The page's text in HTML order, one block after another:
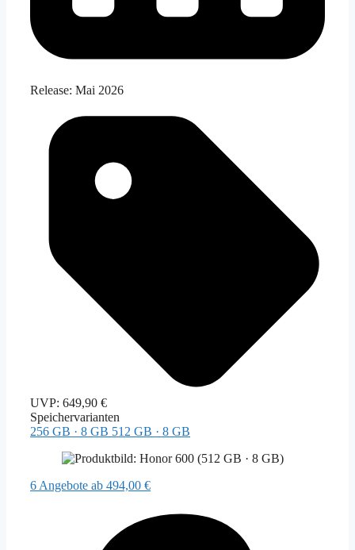
Release: Mai 2026
UVP: 649,90 €
Speichervarianten
256 GB · 8 GB 512 GB · 8 GB
6 Angebote ab 494,00 €